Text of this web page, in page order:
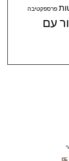
פרספקטיבה
עם